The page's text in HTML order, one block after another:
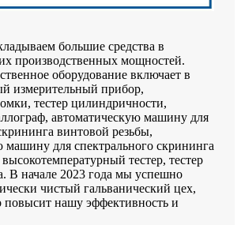
большие средства в
производственных мощностей.
оборудование включает в
измерительный прибор,
тестер цилиндричности,
автоматическую машину для
винтовой резьбы,
машину для спектрального скрининга
тестер, тестер
В начале 2023 года мы успешно
чистый гальванический цех,
повысит нашу эффективность и